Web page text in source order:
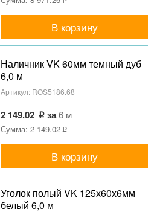
В корзину
Наличник VK 60мм темный дуб
6,0 м
Артикул: ROS5186.68
2 149.02 за6 м
Сумма: 2 149.02
В корзину
Уголок полый VK 125х60х6мм
белый 6,0 м